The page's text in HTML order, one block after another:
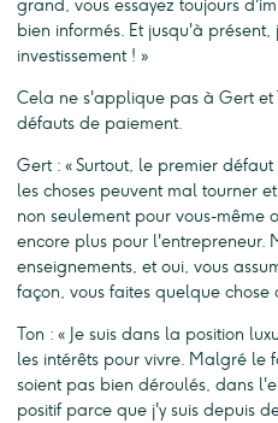
grand, vous essayez toujours
bien informés. Et jusqu'à
investissement ! »
Cela ne s'applique pas à Gert et
défauts de paiement.
Gert : « Surtout, le premier
les choses peuvent mal tourner
non seulement pour vous-même
encore plus pour l'entrepreneur.
enseignements, et oui, vous
façon, vous faites quelque
Ton : « Je suis dans la position
les intérêts pour vivre. Malgré le
soient pas bien déroulés, dans
positif parce que j'y suis depuis